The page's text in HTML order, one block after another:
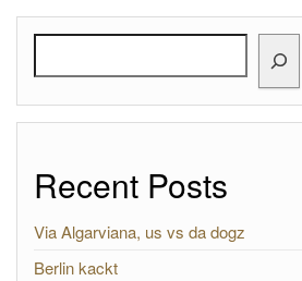
Recent Posts
Via Algarviana, us vs da dogz
Berlin kackt